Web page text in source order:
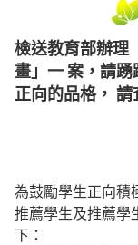
檢送教育部辦理
畫」一 案，請
正向的品格， 請
為鼓勵學生正向積
推薦學生及推薦學
下：